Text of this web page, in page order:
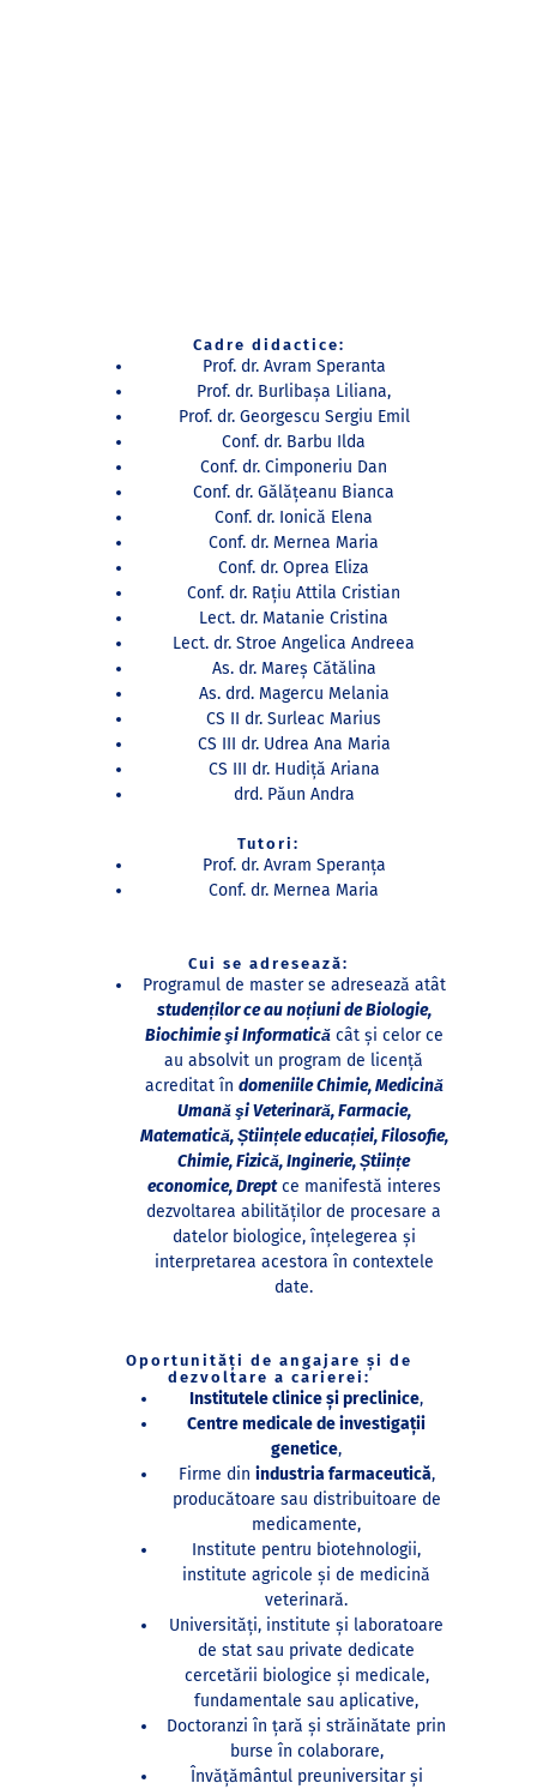
Cadre didactice:
Prof. dr. Avram Speranta
Prof. dr. Burlibaşa Liliana,
Prof. dr. Georgescu Sergiu Emil
Conf. dr. Barbu Ilda
Conf. dr. Cimponeriu Dan
Conf. dr. Gălăţeanu Bianca
Conf. dr. Ionică Elena
Conf. dr. Mernea Maria
Conf. dr. Oprea Eliza
Conf. dr. Rațiu Attila Cristian
Lect. dr. Matanie Cristina
Lect. dr. Stroe Angelica Andreea
As. dr. Mareş Cătălina
As. drd. Magercu Melania
CS II dr. Surleac Marius
CS III dr. Udrea Ana Maria
CS III dr. Hudiţă Ariana
drd. Păun Andra
Tutori:
Prof. dr. Avram Speranța
Conf. dr. Mernea Maria
Cui se adresează:
Programul de master se adresează atât
studenților ce au noțiuni de Biologie,
Biochimie şi Informaticăcât şi celor ce
au absolvit un program de licență
acreditat în domeniile Chimie, Medicină
Umană şi Veterinară, Farmacie,
Matematică, Științele educației, Filosofie,
Chimie, Fizică, Inginerie, Științe
economice, Dreptce manifestă interes
dezvoltarea abilităților de procesare a
datelor biologice, înțelegerea şi
interpretarea acestora în contextele
date.
Oportunități de angajare și de
dezvoltare a carierei:
Institutele clinice şi preclinice,
Centre medicale de investigații
genetice,
Firme din industria farmaceutică,
producătoare sau distribuitoare de
medicamente,
Institute pentru biotehnologii,
institute agricole şi de medicină
veterinară.
Universități, institute şi laboratoare
de stat sau private dedicate
cercetării biologice şi medicale,
fundamentale sau aplicative,
Doctoranzi în ţară şi străinătate prin
burse în colaborare,
Învățământul preuniversitar şi